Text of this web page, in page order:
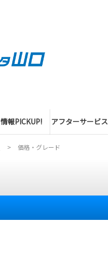
情報PICKUP! アフターサービス
価格・グレード